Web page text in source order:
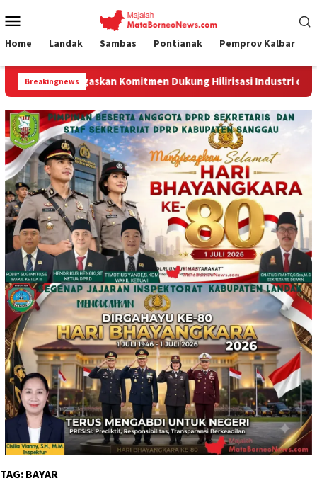
ke
Mobile
Home Landak Sambas Pontianak Pemprov Kalbar
Breakingnews
Komitmen Dukung Hilirisasi Industri dan Ekspor Alumina
TAG: BAYAR